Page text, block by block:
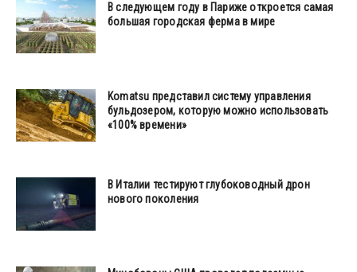
В следующем году в Париже откроется самая
большая городская ферма в мире
Komatsu представил систему управления
бульдозером, которую можно использовать
«100% времени»
В Италии тестируют глубоководный дрон
нового поколения